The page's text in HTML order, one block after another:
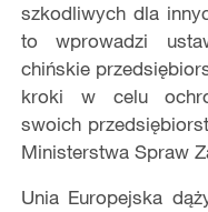
szkodliwych dla
to wprowadzi
chińskie
kroki w celu
swoich
Ministerstwa Spraw
Unia Europejska